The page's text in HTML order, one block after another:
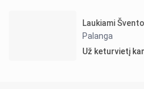
Laukiami
Palanga
Už keturvietį